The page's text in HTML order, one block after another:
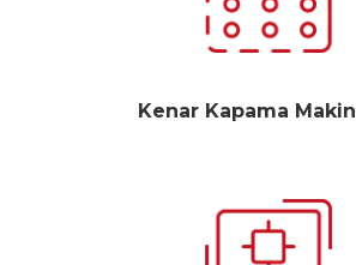
Kenar Kapama